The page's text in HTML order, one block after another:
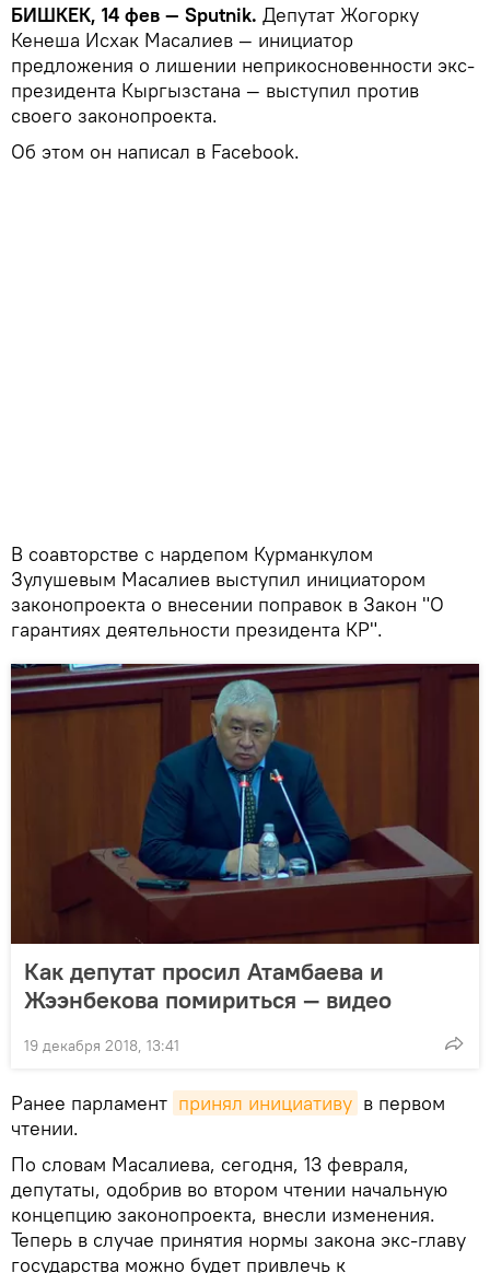
БИШКЕК, 14 фев — Sputnik. Депутат Жогорку
Кенеша Исхак Масалиев — инициатор
предложения о лишении неприкосновенности экс-
президента Кыргызстана — выступил против
своего законопроекта.
Об этом он написал в Facebook.
В соавторстве с нардепом Курманкулом
Зулушевым Масалиев выступил инициатором
законопроекта о внесении поправок в Закон "О
гарантиях деятельности президента КР".
Как депутат просил Атамбаева и
Жээнбекова помириться — видео
19 декабря 2018, 13:41
Ранее парламент принял инициативу в первом
чтении.
По словам Масалиева, сегодня, 13 февраля,
депутаты, одобрив во втором чтении начальную
концепцию законопроекта, внесли изменения.
Теперь в случае принятия нормы закона экс-главу
государства можно будет привлечь к